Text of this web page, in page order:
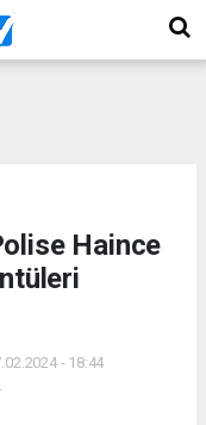
Haince
- 18:44